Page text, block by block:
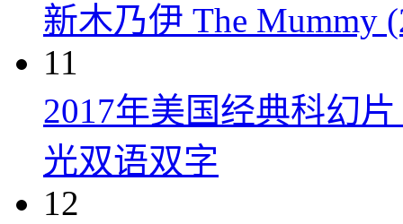
新木乃伊 The Mummy
11
2017年美国经典科幻
光双语双字
12